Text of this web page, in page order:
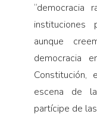
“democracia
instituciones
aunque
democracia
Constitución,
escena de
partícipe de